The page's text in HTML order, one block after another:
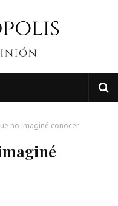
no imaginé conocer